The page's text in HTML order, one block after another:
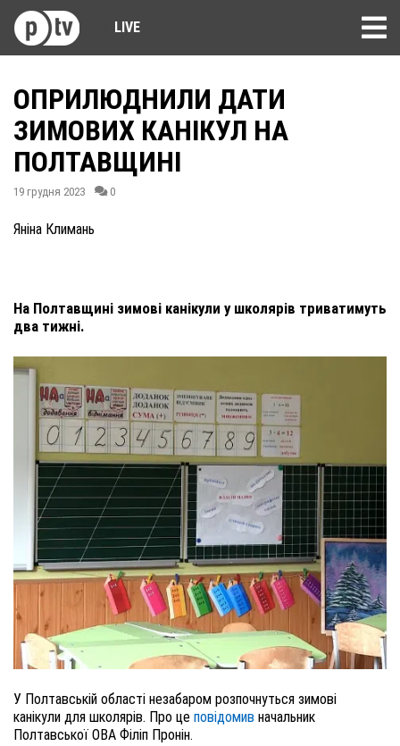
LIVE
ОПРИЛЮДНИЛИ ДАТИ
ЗИМОВИХ КАНІКУЛ НА
ПОЛТАВЩИНІ
19 грудня 2023 0
Яніна Климань
На Полтавщині зимові канікули у школярів триватимуть
два тижні.
У Полтавській області незабаром розпочнуться зимові
канікули для школярів. Про це повідомив начальник
Полтавської ОВА Філіп Пронін.